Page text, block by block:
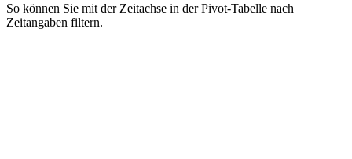
So können Sie mit der Zeitachse in der Pivot-Tabelle nach
Zeitangaben filtern.